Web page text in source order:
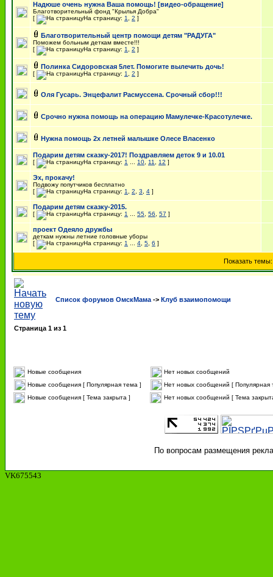
Надюше очень нужна Ваша помощь! [видео-обращение]
Благотворительный фонд "Крылья Добра"
[
На страницу: 1 2 ]
Благотворительный центр помощи детям "РАДУГА"
Поможем больным деткам вместе!!!
[
На страницу: 1 2 ]
Полинка Сидоровская 5лет. Помогите вылечить дочь!
[ На страницу: 1 2 ]
Оля Гусарь. Энцефалит Расмуссена. Срочный сбор!!!
Срочно нужна помощь на операцию Мамулечке-Красотулечке.
Нужна помощь 2х летней малышке Олесе Власенко
Подарим детям сказку-2017! Поздравляем деток 9 и 10.01
[ На страницу: 1 10 11 12 ]
Эх, прокачу!
Подвожу попутчиков бесплатно
[
На страницу: 1 2 3 4 ]
Подарим детям сказку-2015.
[ На страницу: 1 55 56 57 ]
проект Одеяло дружбы
деткам нужны летние головные уборы
[
На страницу: 1 4 5 6 ]
Показать
Список форумов ОмскМама -> Клуб взаимопомощи
Страница 1 из 1
Новые сообщения
Нет новых сообщений
Новые сообщения [ Популярная тема ]
Нет новых сообщений [ Популярная
Новые сообщения [ Тема закрыта ]
Нет новых сообщений [ Тема
По вопросам размещения
VK675543